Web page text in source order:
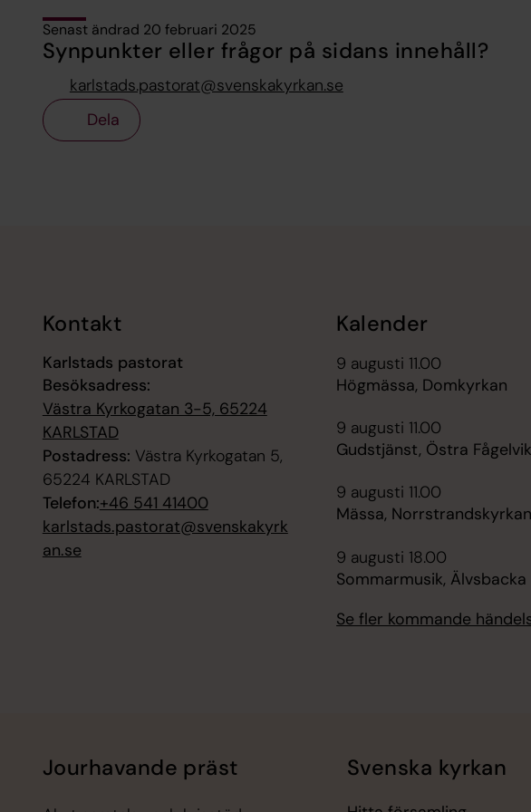
Senast ändrad 20 februari 2025
Synpunkter eller frågor på sidans innehåll?
karlstads.pastorat@svenskakyrkan.se
Dela
Kontakt
Karlstads pastorat
Besöksadress:
Västra Kyrkogatan 3-5, 65224
KARLSTAD
Postadress: Västra Kyrkogatan 5,
65224 KARLSTAD
Telefon:+46 541 41400
karlstads.pastorat@svenskakyrk
an.se
Kalender
9 augusti 11.00
Högmässa, Domkyrkan
9 augusti 11.00
Gudstjänst, Östra
9 augusti 11.00
Mässa, Norrstrandskyrkan
9 augusti 18.00
Sommarmusik,
Se fler kommande
Jourhavande präst Svenska kyrkan